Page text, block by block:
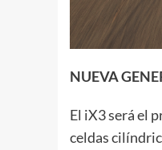
NUEVA
El iX3 será el
celdas